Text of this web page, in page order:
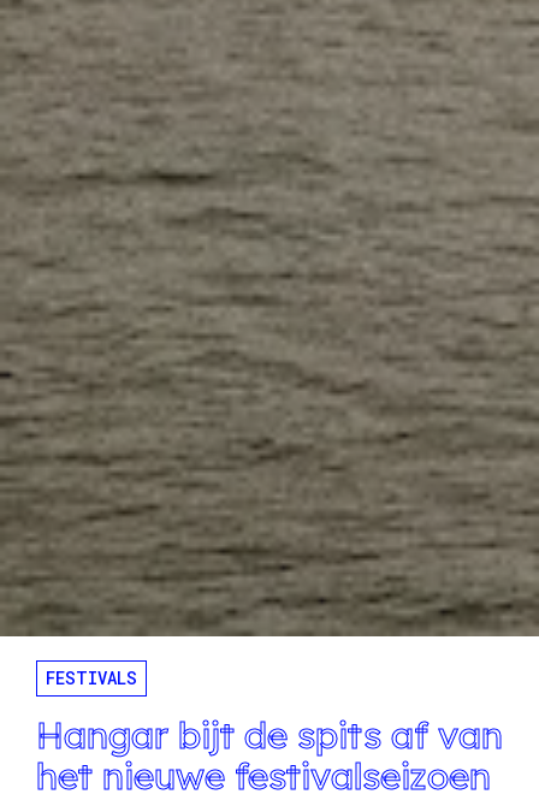
FESTIVALS
Hangar bijt de spits af van
het nieuwe festivalseizoen